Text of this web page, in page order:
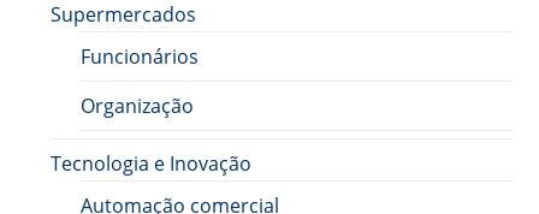
Supermercados
Funcionários
Organização
Tecnologia e Inovação
Automação comercial